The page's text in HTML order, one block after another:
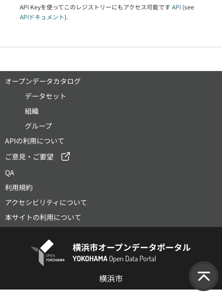
API Keyを使ってこのレジストリーにもアクセス可能です API (see
APIドキュメント).
オープンデータカタログ
データセット
組織
グループ
APIの利用について
ご意見・ご要望
QA
利用規約
アクセシビリティについて
本サイトの利用について
横浜市